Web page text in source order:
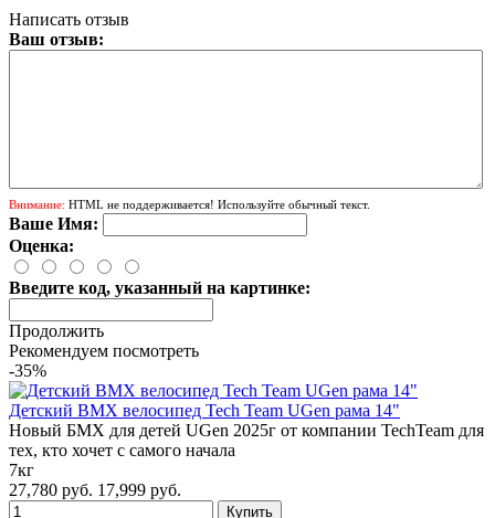
Написать отзыв
Ваш отзыв:
Внимание: HTML не поддерживается! Используйте обычный текст.
Ваше Имя:
Оценка:
Введите код, указанный на картинке:
Продолжить
Рекомендуем посмотреть
-35%
Детский BMX велосипед Tech Team UGen рама 14"
Новый БМХ для детей UGen 2025г от компании TechTeam для
тех, кто хочет с самого начала
7кг
27,780 руб. 17,999 руб.